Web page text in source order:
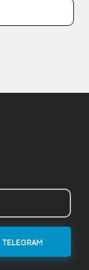
TELEGRAM